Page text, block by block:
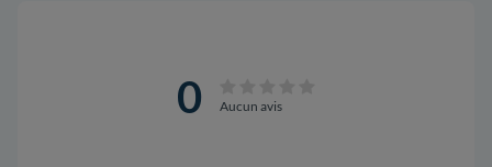
0 Aucun avis